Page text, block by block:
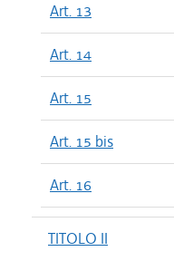
Art. 13
Art. 14
Art. 15
Art. 15 bis
Art. 16
TITOLO II